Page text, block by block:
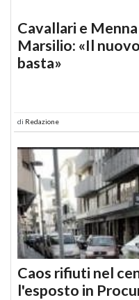
Cavallari e
Marsilio: «Il
basta»
di Redazione
Caos rifiuti nel
l'esposto in